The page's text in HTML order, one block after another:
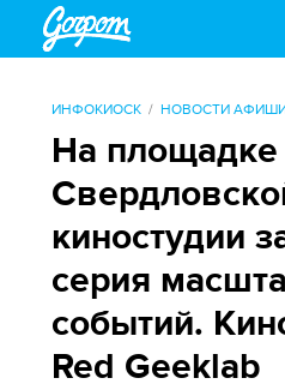
ИНФОКИОСК НОВОСТИ
На площадке
киностудии
серия
событий.
Red Geeklab